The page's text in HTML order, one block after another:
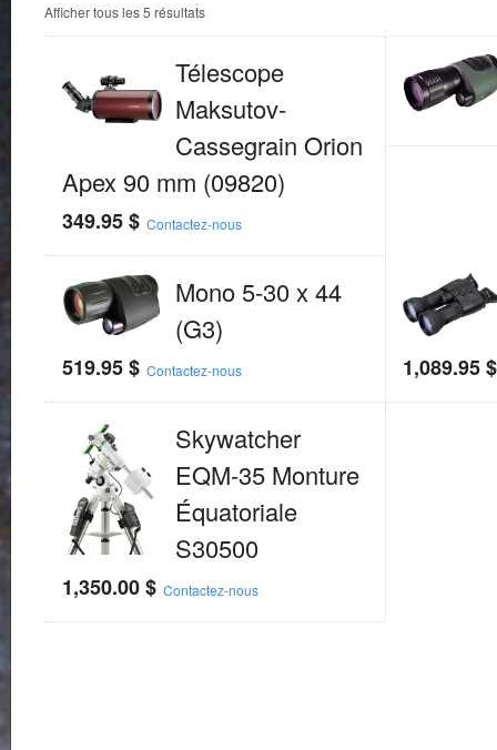
Afficher tous les 5 résultats
Télescope
Maksutov-
Cassegrain Orion
Apex 90 mm (09820)
349.95$ Contactez-nous
Mono 5-30 x 44
(G3)
519.95$ Contactez-nous 1,089.95$
Skywatcher
EQM-35 Monture
Équatoriale
S30500
1,350.00$ Contactez-nous